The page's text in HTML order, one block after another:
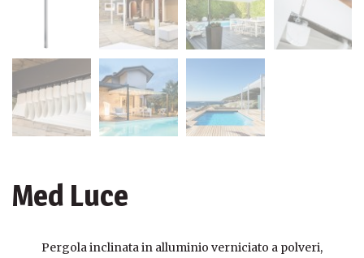
Med Luce
Pergola inclinata in alluminio verniciato a polveri,